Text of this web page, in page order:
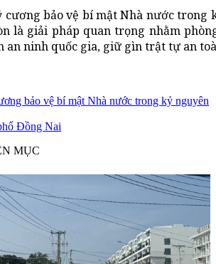
cương bảo vệ bí mật Nhà nước
là giải pháp quan trọng nhằm
an ninh quốc gia, giữ gìn trật tự an
bảo vệ bí mật Nhà nước trong kỷ nguyên
Đồng Nai
MỤC